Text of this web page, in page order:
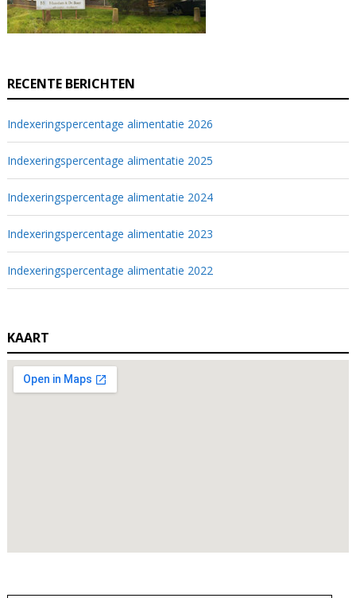
RECENTE BERICHTEN
Indexeringspercentage alimentatie 2026
Indexeringspercentage alimentatie 2025
Indexeringspercentage alimentatie 2024
Indexeringspercentage alimentatie 2023
Indexeringspercentage alimentatie 2022
KAART